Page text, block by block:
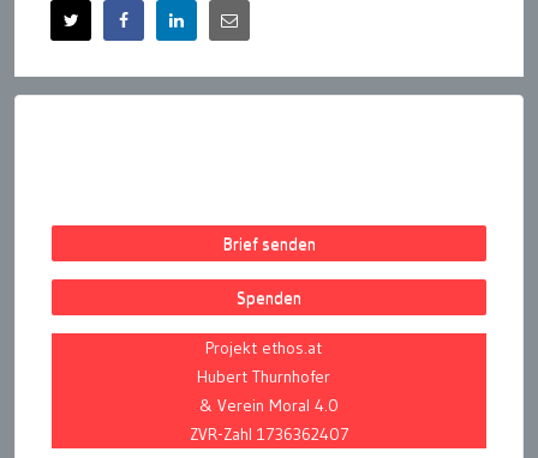
Brief senden
Spenden
Projekt ethos.at
Hubert Thurnhofer
& Verein Moral 4.0
ZVR-Zahl 1736362407